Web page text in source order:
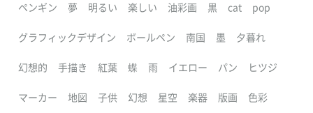
ペンギン 夢 明るい 楽しい 油彩画 黒 cat pop
グラフィックデザイン ボールペン 南国 墨 夕暮れ
幻想的 手描き 紅葉 蝶 雨 イエロー パン ヒツジ
マーカー 地図 子供 幻想 星空 楽器 版画 色彩